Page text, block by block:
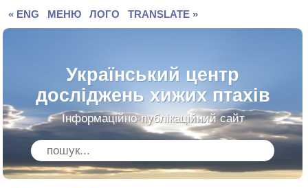
« ENG МЕНЮ ЛОГО TRANSLATE »
Український центр
досліджень хижих птахів
Інформаційно-публікаційний сайт